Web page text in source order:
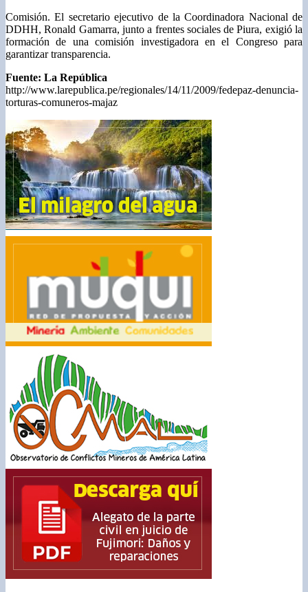
Comisión. El secretario ejecutivo de la Coordinadora Nacional de
DDHH, Ronald Gamarra, junto a frentes sociales de Piura, exigió la
formación de una comisión investigadora en el Congreso para
garantizar transparencia.
Fuente: La República
http://www.larepublica.pe/regionales/14/11/2009/fedepaz-denuncia-
torturas-comuneros-majaz